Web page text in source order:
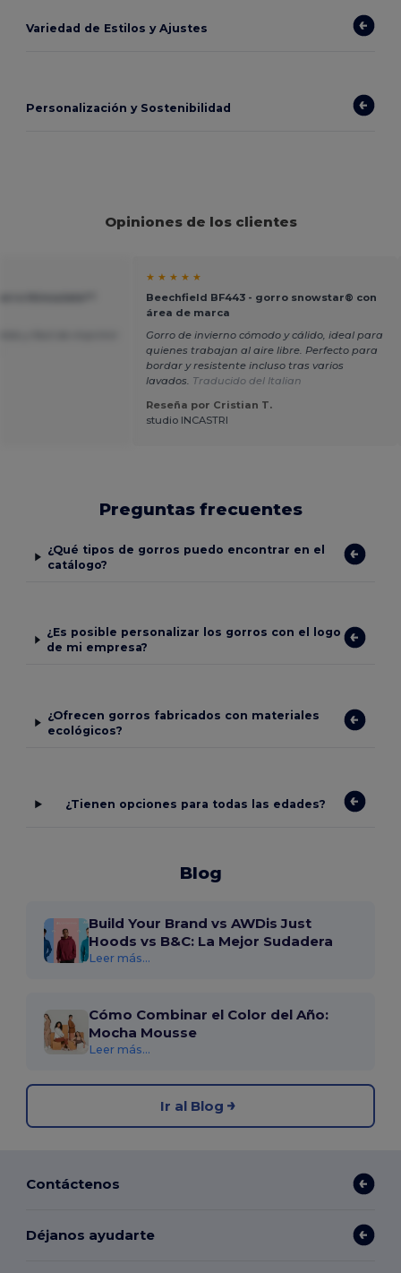
Variedad de Estilos y Ajustes
Personalización y Sostenibilidad
Opiniones de los clientes
★ ★ ★ ★ ★
Beechfield BF443 - gorro snowstar® con
área de marca
Gorro de invierno cómodo y cálido, ideal para
quienes trabajan al aire libre. Perfecto para
bordar y resistente incluso tras varios
lavados. Traducido del Italian
Reseña por Cristian T.
studio INCASTRI
Preguntas frecuentes
¿Qué tipos de gorros puedo encontrar en el
catálogo?
¿Es posible personalizar los gorros con el logo
de mi empresa?
¿Ofrecen gorros fabricados con materiales
ecológicos?
¿Tienen opciones para todas las edades?
Blog
Build Your Brand vs AWDis Just
Hoods vs B&C: La Mejor Sudadera
Leer más...
Cómo Combinar el Color del Año:
Mocha Mousse
Leer más...
Ir al Blog
Contáctenos
Déjanos ayudarte